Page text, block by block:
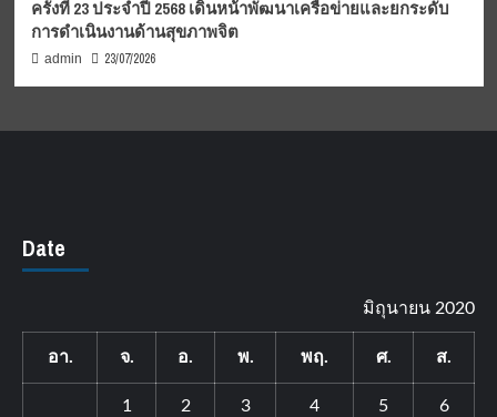
ครั้งที่ 23 ประจำปี 2568 เดินหน้าพัฒนาเครือข่ายและยกระดับ
การดำเนินงานด้านสุขภาพจิต
admin 23/07/2026
Date
มิถุนายน 2020
อา. จ. อ. พ. พฤ. ศ. ส.
1 2 3 4 5 6